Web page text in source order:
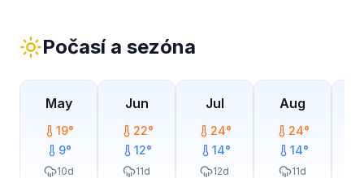
Počasí a sezóna
May
19°
9°
10d
Jun
22°
12°
11d
Jul
24°
14°
12d
Aug
24°
14°
11d